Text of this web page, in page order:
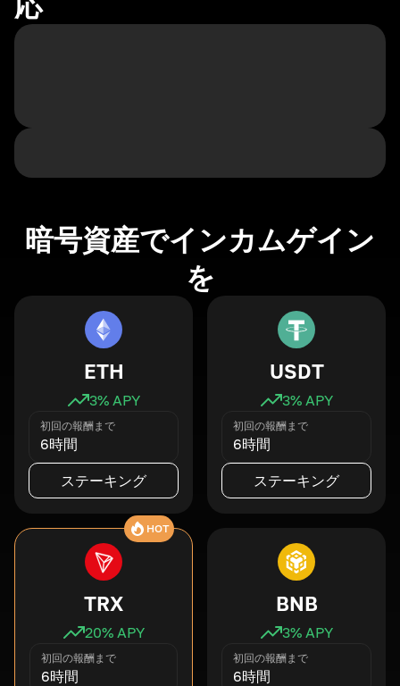
暗号資産でインカムゲイン
を
ETH
3% APY
初回の報酬まで
6時間
ステーキング
USDT
3% APY
初回の報酬まで
6時間
ステーキング
HOT
TRX
20% APY
初回の報酬まで
6時間
BNB
3% APY
初回の報酬まで
6時間